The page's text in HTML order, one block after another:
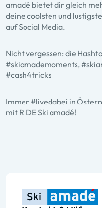
amadé bietet dir gleich
deine coolsten und
auf Social Media.
Nicht vergessen: die
#skiamademoments,
#cash4tricks
Immer #livedabei in
mit RIDE Ski amadé!